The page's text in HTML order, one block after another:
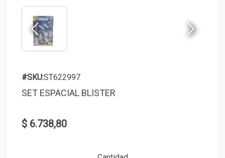
#SKU:ST622997
SET ESPACIAL BLISTER
$ 6.738,80